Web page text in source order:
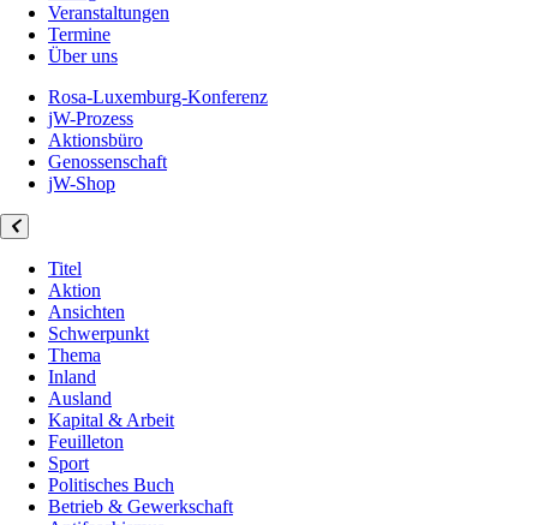
Veranstaltungen
Termine
Über uns
Rosa-Luxemburg-Konferenz
jW-Prozess
Aktionsbüro
Genossenschaft
jW-Shop
Titel
Aktion
Ansichten
Schwerpunkt
Thema
Inland
Ausland
Kapital & Arbeit
Feuilleton
Sport
Politisches Buch
Betrieb & Gewerkschaft